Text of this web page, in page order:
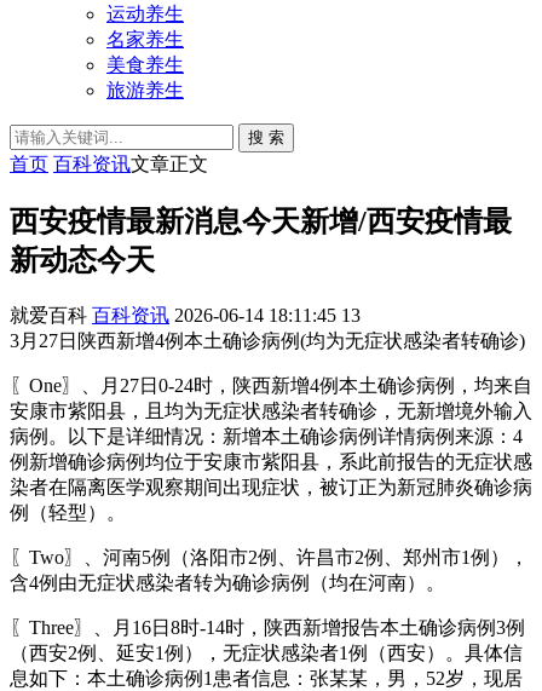
运动养生
名家养生
美食养生
旅游养生
搜 索
首页 百科资讯文章正文
西安疫情最新消息今天新增/西安疫情最
新动态今天
就爱百科 百科资讯 2026-06-14 18:11:45 13
3月27日陕西新增4例本土确诊病例(均为无症状感染者转确诊)
〖One〗、月27日0-24时，陕西新增4例本土确诊病例，均来自
安康市紫阳县，且均为无症状感染者转确诊，无新增境外输入
病例。以下是详细情况：新增本土确诊病例详情病例来源：4
例新增确诊病例均位于安康市紫阳县，系此前报告的无症状感
染者在隔离医学观察期间出现症状，被订正为新冠肺炎确诊病
例（轻型）。
〖Two〗、河南5例（洛阳市2例、许昌市2例、郑州市1例），
含4例由无症状感染者转为确诊病例（均在河南）。
〖Three〗、月16日8时-14时，陕西新增报告本土确诊病例3例
（西安2例、延安1例），无症状感染者1例（西安）。具体信
息如下：本土确诊病例1患者信息：张某某，男，52岁，现居